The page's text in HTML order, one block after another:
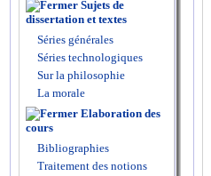
Sujets de
dissertation et textes
Séries générales
Séries technologiques
Sur la philosophie
La morale
Elaboration des
cours
Bibliographies
Traitement des notions